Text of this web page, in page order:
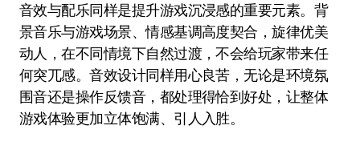
音效与配乐同样是提升游戏沉浸感的重要元素。背
景音乐与游戏场景、情感基调高度契合，旋律优美
动人，在不同情境下自然过渡，不会给玩家带来任
何突兀感。音效设计同样用心良苦，无论是环境氛
围音还是操作反馈音，都处理得恰到好处，让整体
游戏体验更加立体饱满、引人入胜。